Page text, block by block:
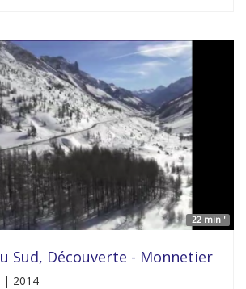
22 min '
Sud, Découverte - Monnetier
2014